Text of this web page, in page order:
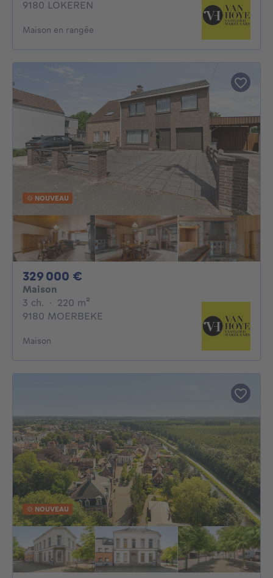
9180 LOKEREN
Maison en rangée
NOUVEAU
329 000 €
Maison
3 ch. 3 chambres
· 220 m²
9180 MOERBEKE
Maison
NOUVEAU